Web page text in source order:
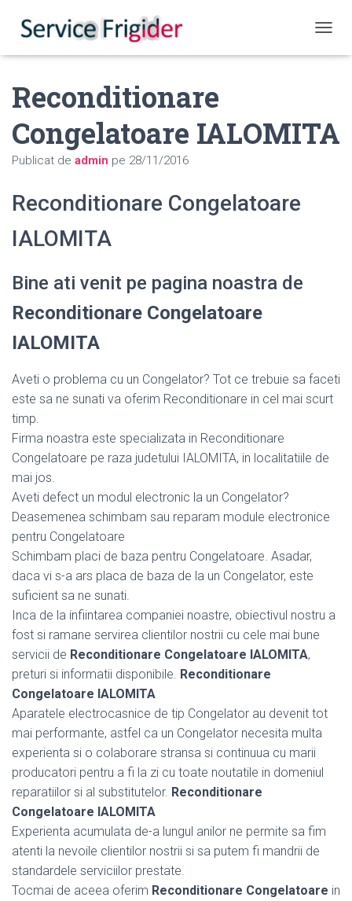
Reconditionare
Congelatoare IALOMITA
Publicat de admin pe 28/11/2016
Reconditionare Congelatoare
IALOMITA
Bine ati venit pe pagina noastra de
Reconditionare Congelatoare
IALOMITA
Aveti o problema cu un Congelator? Tot ce trebuie sa faceti
este sa ne sunati va oferim Reconditionare in cel mai scurt
timp.
Firma noastra este specializata in Reconditionare
Congelatoare pe raza judetului IALOMITA, in localitatiile de
mai jos.
Aveti defect un modul electronic la un Congelator?
Deasemenea schimbam sau reparam module electronice
pentru Congelatoare
Schimbam placi de baza pentru Congelatoare. Asadar,
daca vi s-a ars placa de baza de la un Congelator, este
suficient sa ne sunati.
Inca de la infiintarea companiei noastre, obiectivul nostru a
fost si ramane servirea clientilor nostrii cu cele mai bune
servicii de Reconditionare Congelatoare IALOMITA,
preturi si informatii disponibile. Reconditionare
Congelatoare IALOMITA
Aparatele electrocasnice de tip Congelator au devenit tot
mai performante, astfel ca un Congelator necesita multa
experienta si o colaborare stransa si continuua cu marii
producatori pentru a fi la zi cu toate noutatile in domeniul
reparatiilor si al substitutelor. Reconditionare
Congelatoare IALOMITA
Experienta acumulata de-a lungul anilor ne permite sa fim
atenti la nevoile clientilor nostrii si sa putem fi mandrii de
standardele serviciilor prestate.
Tocmai de aceea oferim Reconditionare Congelatoare in